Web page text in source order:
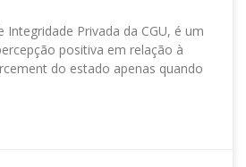
Integridade Privada da CGU, é um
positiva em relação à
do estado apenas quando